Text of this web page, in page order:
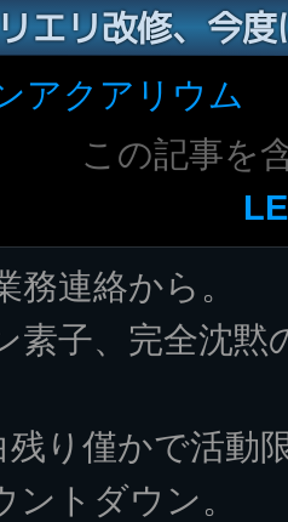
エリ改修、今
アクアリウム
この記事を
務連絡から。
素子、完全沈黙
残り僅かで活動
ントダウン。